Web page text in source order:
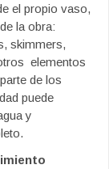
el propio vaso,
la obra:
skimmers,
elementos
de los
puede
y